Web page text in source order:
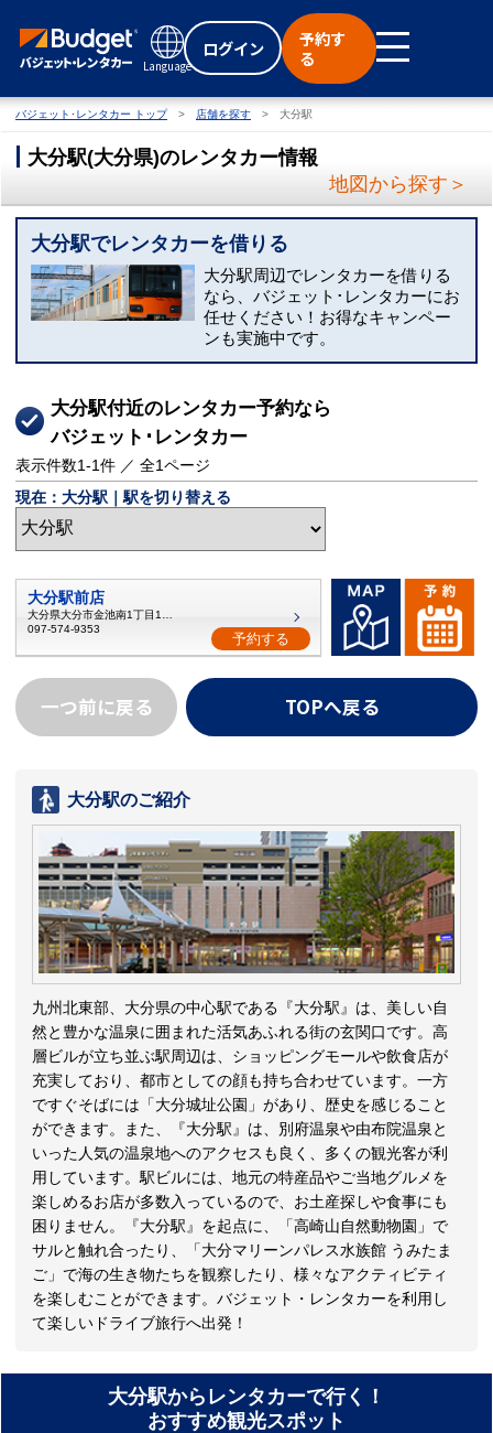
Language
ログイン
予約す
る
バジェット･レンタカー トップ 店舗を探す 大分駅
大分駅(大分県)のレンタカー情報
地図から探す＞
大分駅でレンタカーを借りる
大分駅周辺でレンタカーを借りる
なら、バジェット･レンタカーにお
任せください！お得なキャンペー
ンも実施中です。
大分駅付近のレンタカー予約なら
バジェット･レンタカー
表示件数1-1件 ／ 全1ページ
現在：大分駅｜駅を切り替える
大分駅前店
大分県大分市金池南1丁目1番5号
097-574-9353
予約する
一つ前に戻る TOPへ戻る
大分駅のご紹介
九州北東部、大分県の中心駅である『大分駅』は、美しい自
然と豊かな温泉に囲まれた活気あふれる街の玄関口です。高
層ビルが立ち並ぶ駅周辺は、ショッピングモールや飲食店が
充実しており、都市としての顔も持ち合わせています。一方
ですぐそばには「大分城址公園」があり、歴史を感じること
ができます。また、『大分駅』は、別府温泉や由布院温泉と
いった人気の温泉地へのアクセスも良く、多くの観光客が利
用しています。駅ビルには、地元の特産品やご当地グルメを
楽しめるお店が多数入っているので、お土産探しや食事にも
困りません。『大分駅』を起点に、「高崎山自然動物園」で
サルと触れ合ったり、「大分マリーンパレス水族館 うみたま
ご」で海の生き物たちを観察したり、様々なアクティビティ
を楽しむことができます。バジェット・レンタカーを利用し
て楽しいドライブ旅行へ出発！
大分駅からレンタカーで行く！
おすすめ観光スポット